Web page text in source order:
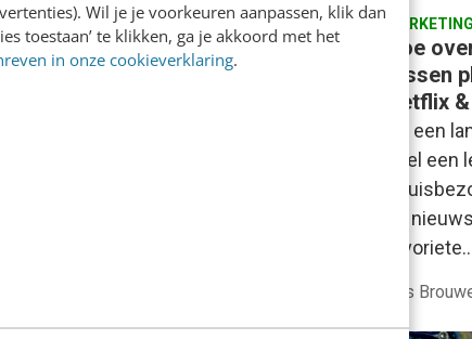
Wil je je voorkeuren aanpassen, klik dan
toestaan’ te klikken, ga je akkoord met het
in onze cookieverklaring.
MARKETING
Dé top 16 tools & lifehacks
voor 2020
MARKETING
Hoe
tussen
Netflix
Na een
snel een
de
Bas